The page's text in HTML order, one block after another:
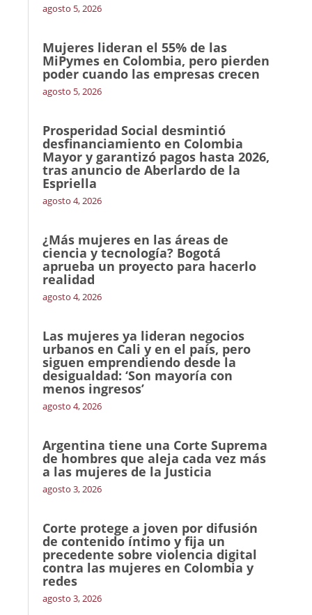
agosto 5, 2026
Mujeres lideran el 55% de las
MiPymes en Colombia, pero pierden
poder cuando las empresas crecen
agosto 5, 2026
Prosperidad Social desmintió
desfinanciamiento en Colombia
Mayor y garantizó pagos hasta 2026,
tras anuncio de Aberlardo de la
Espriella
agosto 4, 2026
¿Más mujeres en las áreas de
ciencia y tecnología? Bogotá
aprueba un proyecto para hacerlo
realidad
agosto 4, 2026
Las mujeres ya lideran negocios
urbanos en Cali y en el país, pero
siguen emprendiendo desde la
desigualdad: ‘Son mayoría con
menos ingresos’
agosto 4, 2026
Argentina tiene una Corte Suprema
de hombres que aleja cada vez más
a las mujeres de la Justicia
agosto 3, 2026
Corte protege a joven por difusión
de contenido íntimo y fija un
precedente sobre violencia digital
contra las mujeres en Colombia y
redes
agosto 3, 2026